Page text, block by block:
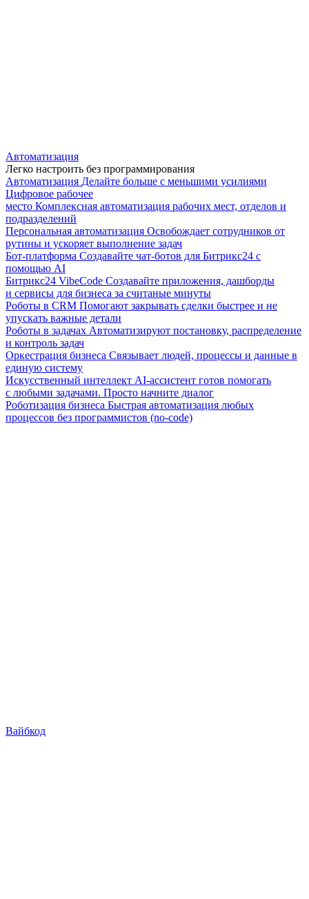
Автоматизация
Легко настроить без программирования
Автоматизация Делайте больше с меньшими усилиями
Цифровое рабочее
место Комплексная автоматизация рабочих мест, отделов и
подразделений
Персональная автоматизация Освобождает сотрудников от
рутины и ускоряет выполнение задач
Бот-платформа Создавайте чат-ботов для Битрикс24 с
помощью AI
Битрикс24 VibeCode Создавайте приложения, дашборды
и сервисы для бизнеса за считаные минуты
Роботы в CRM Помогают закрывать сделки быстрее и не
упускать важные детали
Роботы в задачах Автоматизируют постановку, распределение
и контроль задач
Оркестрация бизнеса Связывает людей, процессы и данные в
единую систему
Искусственный интеллект AI-ассистент готов помогать
с любыми задачами. Просто начните диалог
Роботизация бизнеса Быстрая автоматизация любых
процессов без программистов (no-code)
Вайбкод